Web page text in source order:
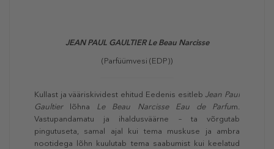
JEAN PAUL GAULTIER Le Beau Narcisse
(Parfüümvesi (EDP))
Kullast ja vääriskividest ehitud Eedenis esitleb Jean Paul
Gaultierlõhna Le Beau Narcisse Eau de Parfum.
Vastupandamatu ja ihaldusväärne – ta võrgutab
pingutuseta, samal ajal kui tema muskuse ja ambra
nootidega lõhn kuulutab tema saabumist kui keelatud